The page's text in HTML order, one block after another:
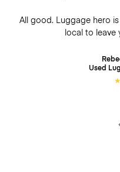
All good. Luggage hero
local to leave
Used
★